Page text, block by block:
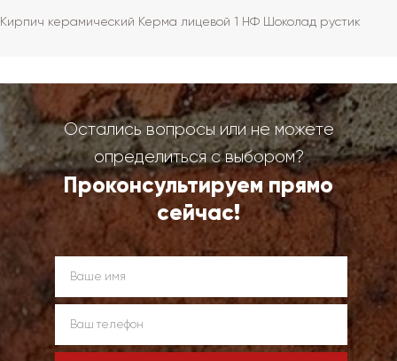
Кирпич керамический Керма лицевой 1 НФ Шоколад рустик
Остались вопросы или не можете
определиться с выбором?
Проконсультируем прямо
сейчас!